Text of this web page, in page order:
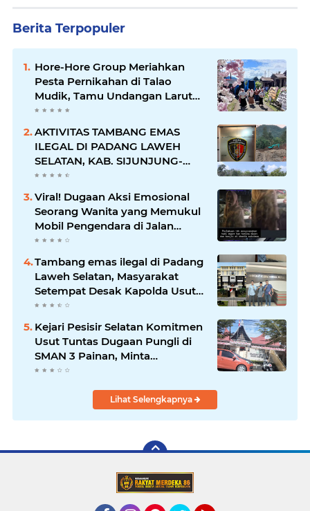
Berita Terpopuler
Hore-Hore Group Meriahkan
Pesta Pernikahan di Talao
Mudik, Tamu Undangan Larut
dalam Suasana Penuh
AKTIVITAS TAMBANG EMAS
ILEGAL DI PADANG LAWEH
SELATAN, KAB. SIJUNJUNG-
SUMBAR SEMAKIN
MERAJALELA
Viral! Dugaan Aksi Emosional
Seorang Wanita yang Memukul
Mobil Pengendara di Jalan
Khatib Sulaiman
Tambang emas ilegal di Padang
Laweh Selatan, Masyarakat
Setempat Desak Kapolda Usut
Tuntas
Kejari Pesisir Selatan Komitmen
Usut Tuntas Dugaan Pungli di
SMAN 3 Painan, Minta
Inspektorat Sumbar Lakukan
Lihat Selengkapnya